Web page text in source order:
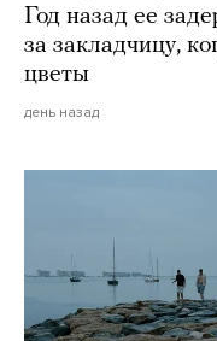
Год назад ее
за закладчицу,
цветы
день назад